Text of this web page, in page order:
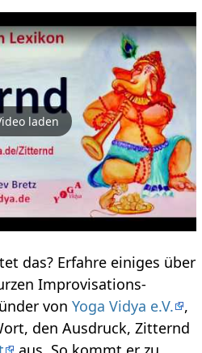
laden
vonYoga Vidya e.V.
,
den Ausdruck, Zitternd‏‎